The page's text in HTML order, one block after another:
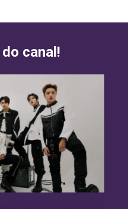
canal!